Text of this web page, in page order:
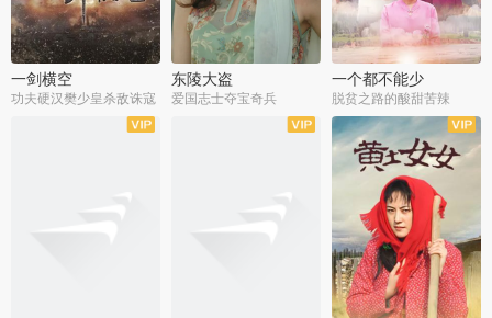
一剑横空
功夫硬汉樊少皇杀敌诛寇
东陵大盗
爱国志士夺宝奇兵
一个都不能少
脱贫之路的酸甜苦辣
全23集